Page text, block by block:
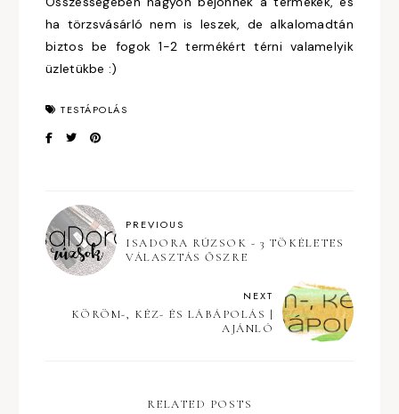
ha törzsvásárló nem is leszek, de alkalomadtán
biztos be fogok 1-2 termékért térni valamelyik
üzletükbe :)
TESTÁPOLÁS
PREVIOUS
ISADORA RÚZSOK - 3 TÖKÉLETES
VÁLASZTÁS ŐSZRE
NEXT
KÖRÖM-, KÉZ- ÉS LÁBÁPOLÁS |
AJÁNLÓ
RELATED POSTS